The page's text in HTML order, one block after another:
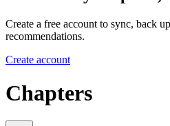
Create a free account to sync, back
recommendations.
Create account
Chapters